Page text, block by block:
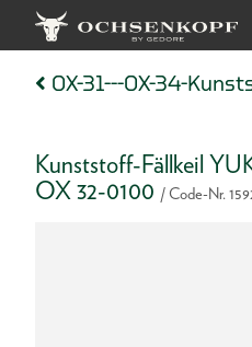
OX-31---OX-34-
Kunststoff-Fällkeil
OX 32-0100 / Code-Nr.